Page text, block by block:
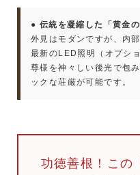
● 伝統を凝縮した「黄金の
外見はモダンですが、内
最新のLED照明（オプシ
尊様を神々しい後光で包
ックな荘厳が可能です。
功徳善根！この